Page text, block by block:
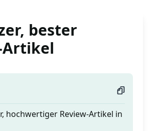
bester
Artikel
hochwertiger Review-Artikel in